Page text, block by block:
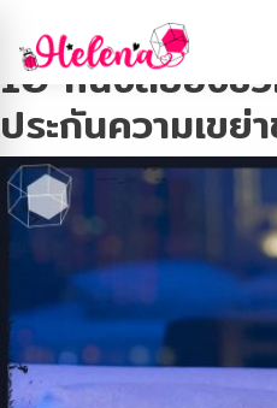
Tag:Netflix
10 หนังสยองข
ประกันความเข